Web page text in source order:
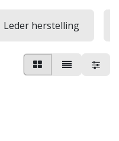
Leder herstelling